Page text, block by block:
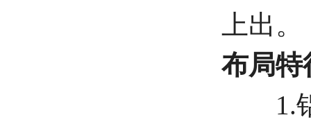
上出。
布局特
1.铝